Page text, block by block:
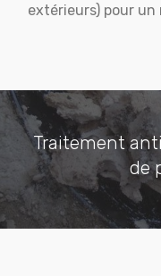
extérieurs) pour
Traitement
de